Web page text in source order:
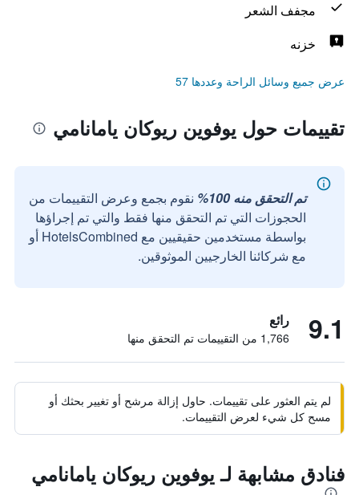
مجفف الشعر
خزنه
عرض جميع وسائل الراحة وعددها 57
تقييمات حول يوفوين ريوكان يامانامي
تم التحقق منه 100%
نقوم بجمع وعرض التقييمات من
الحجوزات التي تم التحقق منها فقط والتي تم إجراؤها
بواسطة مستخدمين حقيقيين مع HotelsCombined أو
مع شركائنا الخارجيين الموثوقين.
9.1 رائع
1,766 من التقييمات تم التحقق منها
لم يتم العثور على تقييمات. حاول إزالة مرشح أو تغيير بحثك أو
مسح كل شيء لعرض التقييمات.
فنادق مشابهة لـ يوفوين ريوكان يامانامي